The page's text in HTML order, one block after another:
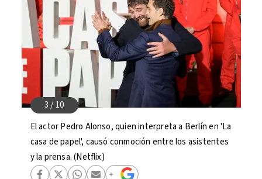
El actor Pedro Alonso, quien interpreta a Berlín en 'La
casa de papel', causó conmoción entre los asistentes
y la prensa. (Netflix)